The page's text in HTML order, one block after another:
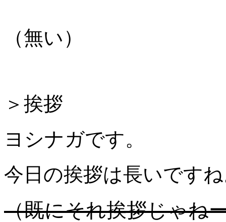
（無い）
＞挨拶
ヨシナガです。
今日の挨拶は長いです
（既にそれ挨拶じゃね